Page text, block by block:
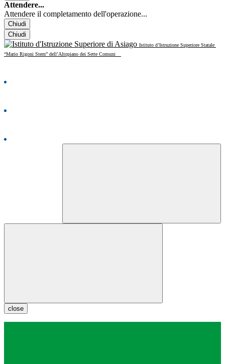
Attendere...
Attendere il completamento dell'operazione...
Chiudi
Chiudi
Istituto d’Istruzione Superiore Statale
“Mario Rigoni Stern” dell’Altopiano dei Sette Comuni
close